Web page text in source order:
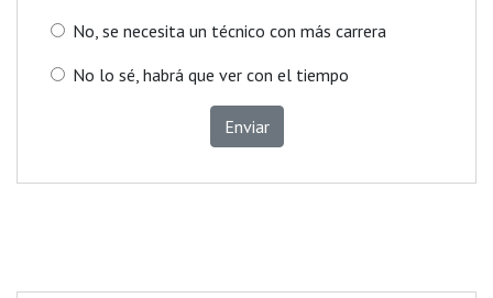
No, se necesita un técnico con más carrera
No lo sé, habrá que ver con el tiempo
Enviar